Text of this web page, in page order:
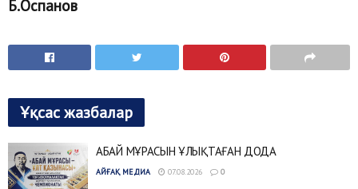
Б.Оспанов
Ұқсас жазбалар
АБАЙ МҰРАСЫН ҰЛЫҚТАҒАН ДОДА
АЙҒАҚ МЕДИА 07.08.2026 0